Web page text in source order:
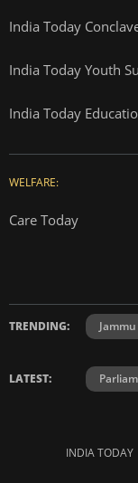
India Today
India Today Youth
India Today
WELFARE:
Care Today
TRENDING:
LATEST:
INDIA TODAY